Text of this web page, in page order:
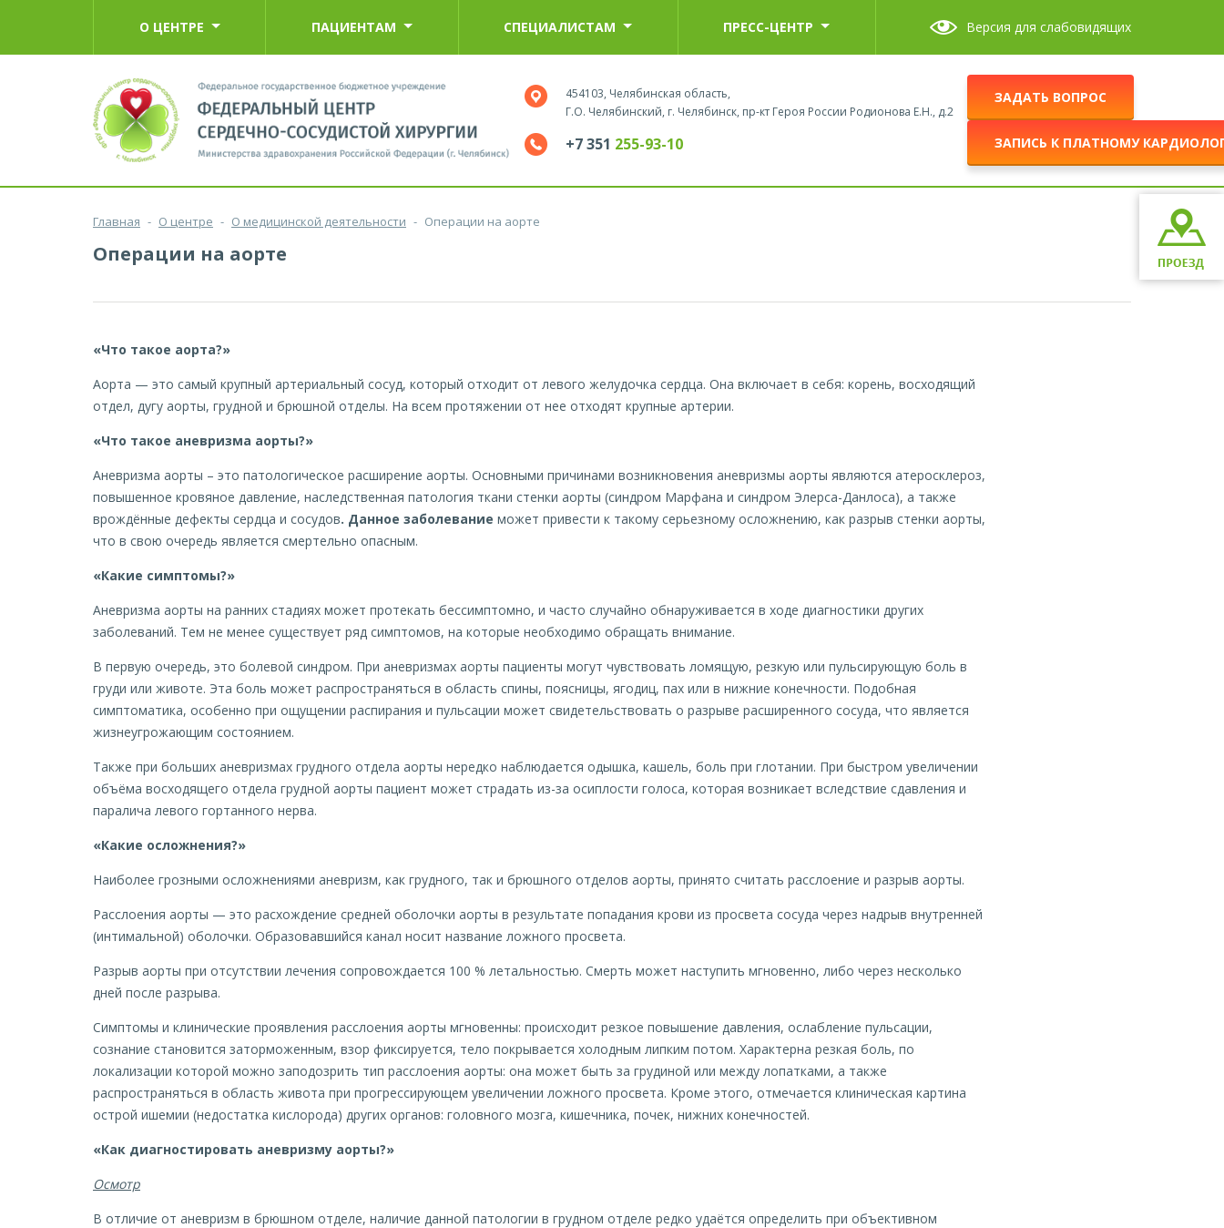
О ЦЕНТРЕ ПАЦИЕНТАМ СПЕЦИАЛИСТАМ ПРЕСС-ЦЕНТР Версия для слабовидящих
454103, Челябинская область,
Г.О. Челябинский, г. Челябинск, пр-кт Героя России Родионова Е.Н., д.2
+7 351 255-93-10
ЗАДАТЬ ВОПРОС
ЗАПИСЬ К ПЛАТНОМУ
Главная - О центре - О медицинской деятельности - Операции на аорте
Операции на аорте
«Что такое аорта?»
Аорта — это самый крупный артериальный сосуд, который отходит от левого желудочка сердца. Она включает в себя: корень, восходящий
отдел, дугу аорты, грудной и брюшной отделы. На всем протяжении от нее отходят крупные артерии.
«Что такое аневризма аорты?»
Аневризма аорты – это патологическое расширение аорты. Основными причинами возникновения аневризмы аорты являются атеросклероз,
повышенное кровяное давление, наследственная патология ткани стенки аорты (синдром Марфана и синдром Элерса-Данлоса), а также
врождённые дефекты сердца и сосудов. Данное заболевание может привести к такому серьезному осложнению, как разрыв стенки аорты,
что в свою очередь является смертельно опасным.
«Какие симптомы?»
Аневризма аорты на ранних стадиях может протекать бессимптомно, и часто случайно обнаруживается в ходе диагностики других
заболеваний. Тем не менее существует ряд симптомов, на которые необходимо обращать внимание.
В первую очередь, это болевой синдром. При аневризмах аорты пациенты могут чувствовать ломящую, резкую или пульсирующую боль в
груди или животе. Эта боль может распространяться в область спины, поясницы, ягодиц, пах или в нижние конечности. Подобная
симптоматика, особенно при ощущении распирания и пульсации может свидетельствовать о разрыве расширенного сосуда, что является
жизнеугрожающим состоянием.
Также при больших аневризмах грудного отдела аорты нередко наблюдается одышка, кашель, боль при глотании. При быстром увеличении
объёма восходящего отдела грудной аорты пациент может страдать из-за осиплости голоса, которая возникает вследствие сдавления и
паралича левого гортанного нерва.
«Какие осложнения?»
Наиболее грозными осложнениями аневризм, как грудного, так и брюшного отделов аорты, принято считать расслоение и разрыв аорты.
Расслоения аорты — это расхождение средней оболочки аорты в результате попадания крови из просвета сосуда через надрыв внутренней
(интимальной) оболочки. Образовавшийся канал носит название ложного просвета.
Разрыв аорты при отсутствии лечения сопровождается 100 % летальностью. Смерть может наступить мгновенно, либо через несколько
дней после разрыва.
Симптомы и клинические проявления расслоения аорты мгновенны: происходит резкое повышение давления, ослабление пульсации,
сознание становится заторможенным, взор фиксируется, тело покрывается холодным липким потом. Характерна резкая боль, по
локализации которой можно заподозрить тип расслоения аорты: она может быть за грудиной или между лопатками, а также
распространяться в область живота при прогрессирующем увеличении ложного просвета. Кроме этого, отмечается клиническая картина
острой ишемии (недостатка кислорода) других органов: головного мозга, кишечника, почек, нижних конечностей.
«Как диагностировать аневризму аорты?»
Осмотр
В отличие от аневризм в брюшном отделе, наличие данной патологии в грудном отделе редко удаётся определить при объективном